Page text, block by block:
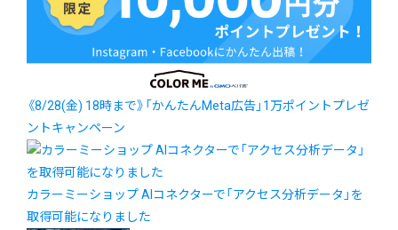
《8/28(金) 18時まで》「かんたんMeta広告」1万ポイントプレゼ
ントキャンペーン
カラーミーショップ AIコネクターで「アクセス分析データ」を
取得可能になりました